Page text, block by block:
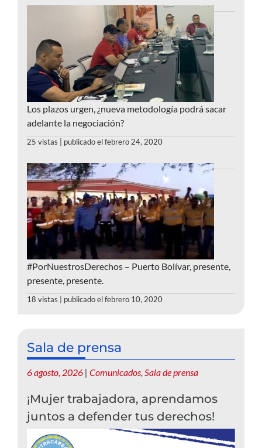
Los plazos urgen, ¿nueva metodología podrá sacar
adelante la negociación?
25 vistas publicado el febrero 24, 2020
#PorNuestrosDerechos – Puerto Bolívar, presente,
presente, presente.
18 vistas publicado el febrero 10, 2020
Sala de prensa
6 agosto, 2026 | Comunicados, Sala de prensa
¡Mujer trabajadora, aprendamos
juntos a defender tus derechos!